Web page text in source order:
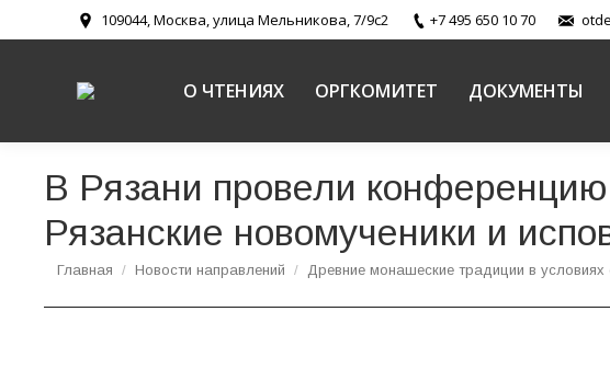
109044, Москва, улица Мельникова, 7/9с2 +7 495 650 10 70
О ЧТЕНИЯХ ОРГКОМИТЕТ ДОКУМЕНТЫ
В Рязани провели
Рязанские новомученики и
Вы здесь:
Главная Новости направлений Древние монашеские традиции в условиях